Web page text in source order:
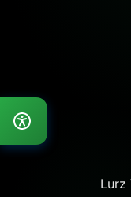
Lurz